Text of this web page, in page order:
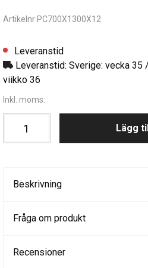
Artikelnr PC700X1300X12
Leveranstid
Leveranstid: Sverige: vecka 35
viikko 36
Inkl. moms:
Lägg
Beskrivning
Fråga om produkt
Recensioner